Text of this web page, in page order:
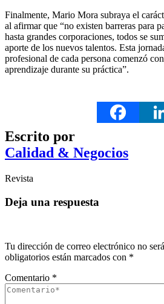
Finalmente, Mario Mora subraya el
al afirmar que “no existen barreras para
hasta grandes corporaciones, todos se
aporte de los nuevos talentos. Esta
profesional de cada persona comenzó
aprendizaje durante su práctica”.
Escrito por
Calidad & Negocios
Revista
Deja una respuesta
Tu dirección de correo electrónico no
obligatorios están marcados con *
Comentario *